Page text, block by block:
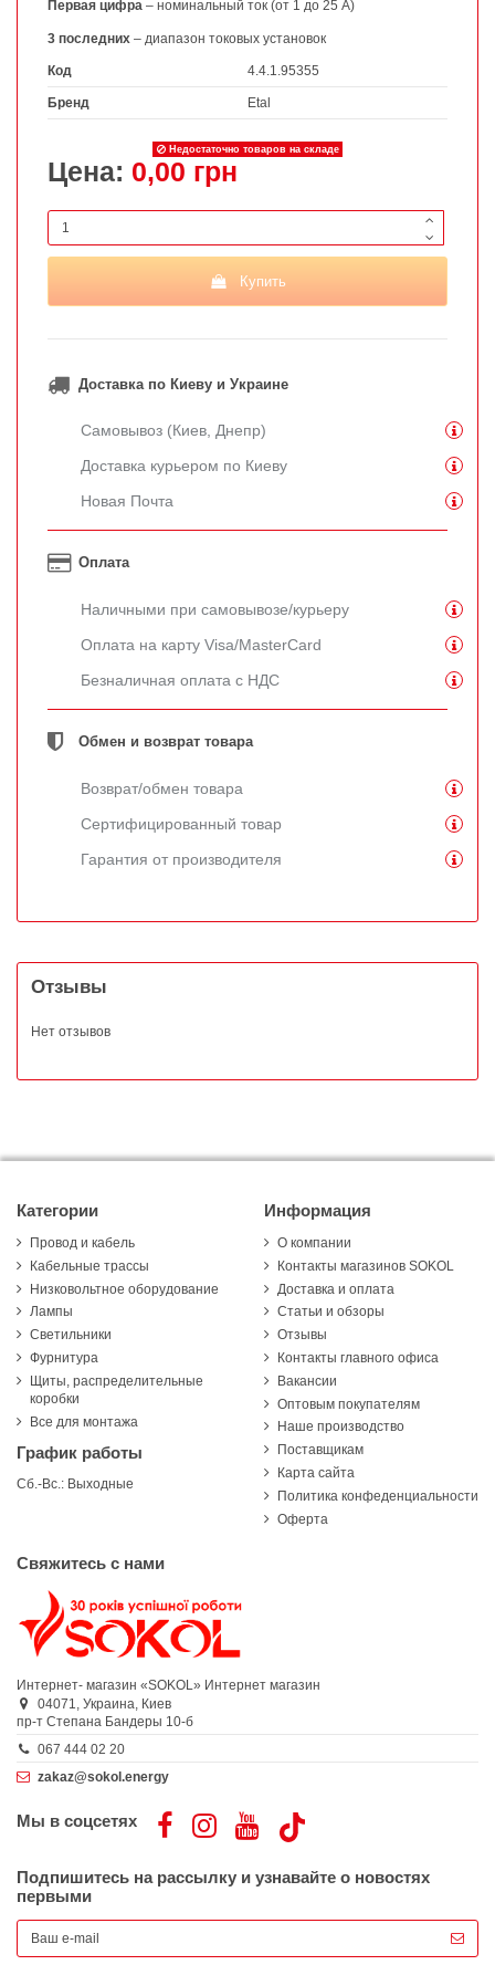
Первая цифра – номинальный ток (от 1 до 25 А)
3 последних – диапазон токовых установок
Код 4.4.1.95355
Бренд Etal
Недостаточно товаров на складе
Цена: 0,00 грн
Купить
Доставка по Киеву и Украине
Самовывоз (Киев, Днепр)
Доставка курьером по Киеву
Новая Почта
Оплата
Наличными при самовывозе/курьеру
Оплата на карту Visa/MasterCard
Безналичная оплата с НДС
Обмен и возврат товара
Возврат/обмен товара
Сертифицированный товар
Гарантия от производителя
Отзывы
Нет отзывов
Категории
Провод и кабель
Кабельные трассы
Низковольтное оборудование
Лампы
Светильники
Фурнитура
Щиты, распределительные
коробки
Все для монтажа
График работы
Сб.-Вс.: Выходные
Информация
О компании
Контакты магазинов SOKOL
Доставка и оплата
Статьи и обзоры
Отзывы
Контакты главного офиса
Вакансии
Оптовым покупателям
Наше производство
Поставщикам
Карта сайта
Политика конфеденциальности
Оферта
Свяжитесь с нами
Интернет- магазин «SOKOL» Интернет магазин
04071, Украина, Киев
пр-т Степана Бандеры 10-б
067 444 02 20
zakaz@sokol.energy
Мы в соцсетях
Подпишитесь на рассылку и узнавайте о новостях
первыми